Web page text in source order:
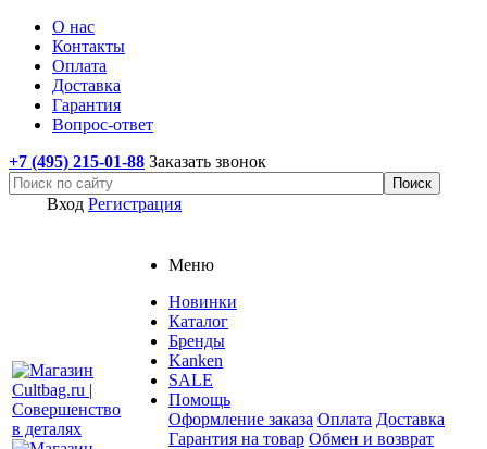
О нас
Контакты
Оплата
Доставка
Гарантия
Вопрос-ответ
+7 (495) 215-01-88 Заказать звонок
Вход Регистрация
Меню
Новинки
Каталог
Бренды
Kanken
SALE
Помощь
Оформление заказа Оплата Доставка
Гарантия на товар Обмен и возврат